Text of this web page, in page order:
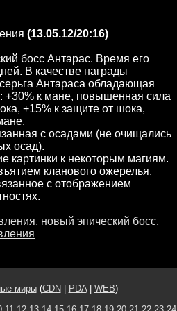
(13.05.12/20:16)
босс Антарас. Время его
В качестве награды
Антараса обладающая
к мане, повышенная сила
+15% к защите от шока,
с осадами (не очищались
осад).
картинки к некоторым магиям.
кланового ожерелья.
с отображением
новый эпический босс,
миры(CDN PDA| WEB)